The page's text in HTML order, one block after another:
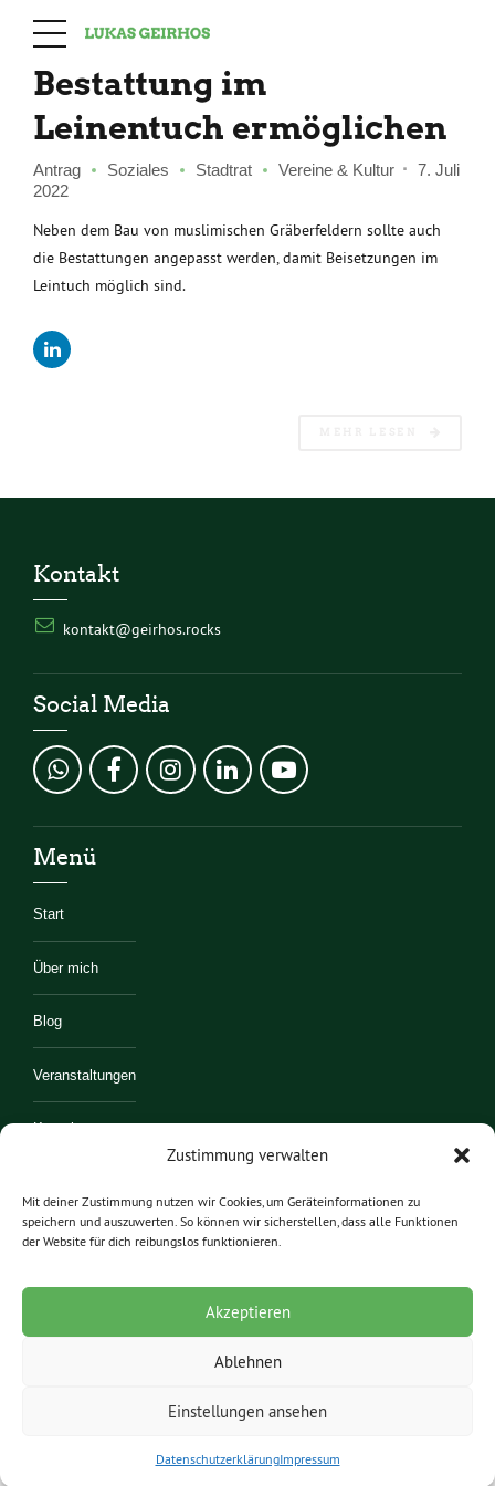
Zustimmung verwalten
Mit deiner Zustimmung nutzen wir Cookies, um Geräteinformationen zu
speichern und auszuwerten. So können wir sicherstellen, dass alle Funktionen
der Website für dich reibungslos funktionieren.
Akzeptieren
Ablehnen
Einstellungen ansehen
DatenschutzerklärungImpressum
Bestattung im
Leinentuch ermöglichen
Antrag Soziales Stadtrat Vereine & Kultur
7. Juli
2022
Neben dem Bau von muslimischen Gräberfeldern sollte auch
die Bestattungen angepasst werden, damit Beisetzungen im
Leintuch möglich sind.
Kontakt
kontakt@geirhos.rocks
Social Media
Menü
Start
Über mich
Blog
Veranstaltungen
Impressum